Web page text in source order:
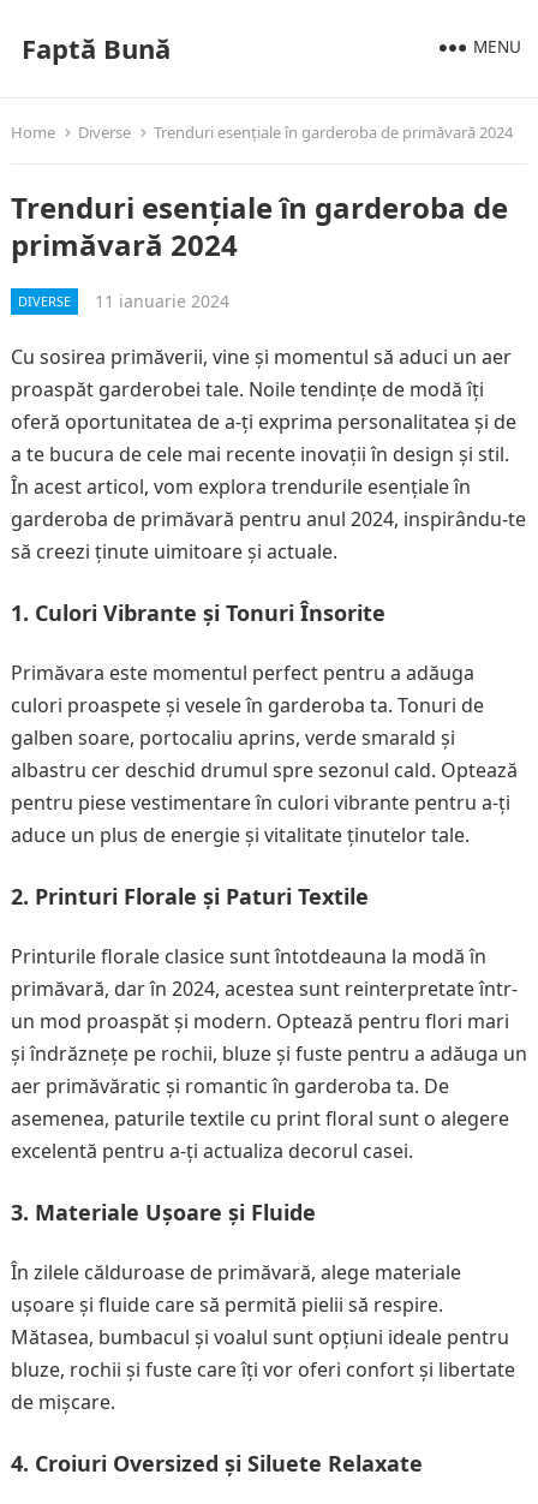
Faptă Bună MENU
Home Diverse Trenduri esențiale în garderoba de primăvară 2024
Trenduri esențiale în garderoba de
primăvară 2024
DIVERSE 11 ianuarie 2024
Cu sosirea primăverii, vine și momentul să aduci un aer
proaspăt garderobei tale. Noile tendințe de modă îți
oferă oportunitatea de a-ți exprima personalitatea și de
a te bucura de cele mai recente inovații în design și stil.
În acest articol, vom explora trendurile esențiale în
garderoba de primăvară pentru anul 2024, inspirându-te
să creezi ținute uimitoare și actuale.
1. Culori Vibrante și Tonuri Însorite
Primăvara este momentul perfect pentru a adăuga
culori proaspete și vesele în garderoba ta. Tonuri de
galben soare, portocaliu aprins, verde smarald și
albastru cer deschid drumul spre sezonul cald. Optează
pentru piese vestimentare în culori vibrante pentru a-ți
aduce un plus de energie și vitalitate ținutelor tale.
2. Printuri Florale și Paturi Textile
Printurile florale clasice sunt întotdeauna la modă în
primăvară, dar în 2024, acestea sunt reinterpretate într-
un mod proaspăt și modern. Optează pentru flori mari
și îndrăznețe pe rochii, bluze și fuste pentru a adăuga un
aer primăvăratic și romantic în garderoba ta. De
asemenea, paturile textile cu print floral sunt o alegere
excelentă pentru a-ți actualiza decorul casei.
3. Materiale Ușoare și Fluide
În zilele călduroase de primăvară, alege materiale
ușoare și fluide care să permită pielii să respire.
Mătasea, bumbacul și voalul sunt opțiuni ideale pentru
bluze, rochii și fuste care îți vor oferi confort și libertate
de mișcare.
4. Croiuri Oversized și Siluete Relaxate